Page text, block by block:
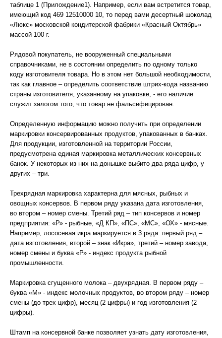
таблице 1 (Прилождение1). Например, если вам встретится товар,
имеющий код 469 12510000 10, то перед вами десертный шоколад
«Люкс» московской кондитерской фабрики «Красный Октябрь»
массой 100 г.
Рядовой покупатель, не вооруженный специальными
справочниками, не в состоянии определить по одному только
коду изготовителя товара. Но в этом нет большой необходимости,
так как главное – определить соответствие штрих-кода названию
страны изготовителя, указанному на упаковке, - его наличие
служит залогом того, что товар не фальсифицирован.
Определенную информацию можно получить при определении
маркировки консервированных продуктов, упакованных в банках.
Для продукции, изготовленной на территории России,
предусмотрена единая маркировка металлических консервных
банок. У некоторых из них на донышке выбито два ряда цифр, у
других – три.
Трехрядная маркировка характерна для мясных, рыбных и
овощных консервов. В первом ряду указана дата изготовления,
во втором – номер смены. Третий ряд – тип консервов и номер
предприятия: «Р» - рыбные, «Д КП», «ПС», «МС», «ОХ» - мясные.
Например, лососевая икра маркируется в 3 ряда: первый ряд –
дата изготовления, второй – знак «Икра», третий – номер завода,
номер смены и буква «Р» - индекс продукта рыбной
промышленности.
Маркировка сгущенного молока – двухрядная. В первом ряду –
буква «М» - индекс молочных продуктов, во втором ряду – номер
смены (до трех цифр), месяц (2 цифры) и год изготовления (2
цифры).
Штамп на консервной банке позволяет узнать дату изготовления,